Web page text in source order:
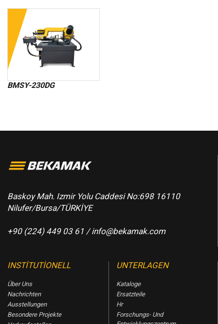
BMSY-230DG
Baskoy Mah. Izmir Yolu Caddesi No:698 16110
Nilufer/Bursa/TÜRKİYE
+90 (224) 449 03 61 /info@bekamak.com
INSTITUTIONELL
Über Uns
Nachrichten
Ausstellungen
Besondere Projekte
UNTERLAGEN
Kataloge
Ersatzteile
Hr
Forschungs- Und